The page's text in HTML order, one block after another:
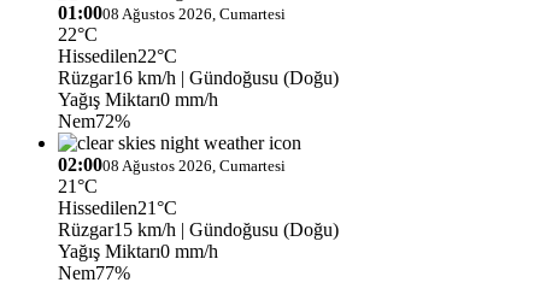
01:0008 Ağustos 2026, Cumartesi
22°C
Hissedilen22°C
Rüzgar16 km/h | Gündoğusu (Doğu)
Yağış Miktarı0 mm/h
Nem72%
02:0008 Ağustos 2026, Cumartesi
21°C
Hissedilen21°C
Rüzgar15 km/h | Gündoğusu (Doğu)
Yağış Miktarı0 mm/h
Nem77%